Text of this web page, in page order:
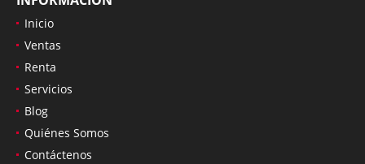
Inicio
Ventas
Renta
Servicios
Blog
Quiénes Somos
Contáctenos